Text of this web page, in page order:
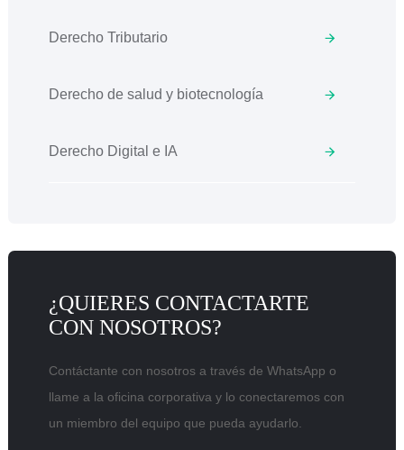
Derecho Tributario
Derecho de salud y biotecnología
Derecho Digital e IA
¿QUIERES CONTACTARTE
CON NOSOTROS?
Contáctante con nosotros a través de WhatsApp o
llame a la oficina corporativa y lo conectaremos con
un miembro del equipo que pueda ayudarlo.